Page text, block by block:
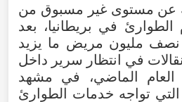
عن مستوى غير مسبوق من
في بريطانيا، بعد
مليون مريض ما يزيد
نقالات في انتظار سرير داخل
العام الماضي، في مشهد
تواجه خدمات الطوارئ